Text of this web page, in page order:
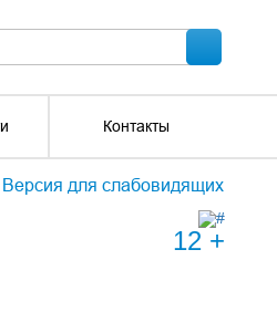
Контакты
Версия для слабовидящих
12 +